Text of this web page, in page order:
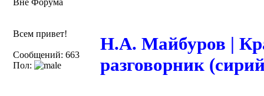
Вне Форума
Всем привет!
Сообщений: 663
Пол:
Н.А. Майбуров |
разговорник